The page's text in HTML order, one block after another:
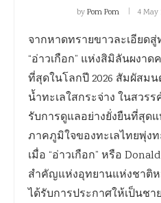
byPom Pom 4 May
จากหาดทรายขาวละเอียดสู่
“อ่าวเกือก” แห่งสิมิลันผงา
ที่สุดในโลกปี 2026 สัมผัสม
น้ำทะเลใสกระจ่าง ในสวร
รับการดูแลอย่างยั่งยืนที่สุด
ภาคภูมิใจของทะเลไทยพุ่ง
เมื่อ “อ่าวเกือก” หรือ
สำคัญแห่งอุทยานแห่งชาติห
ได้รับการประกาศให้เป็นช